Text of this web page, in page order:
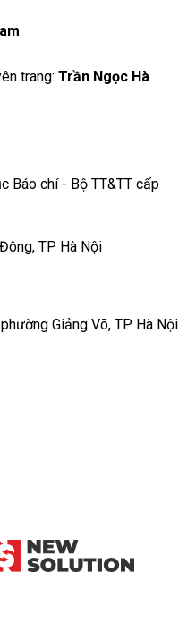
trang: Trần Ngọc Hà
Báo chí - Bộ TT&TT cấp
TP Hà Nội
Giảng Võ, TP. Hà Nội